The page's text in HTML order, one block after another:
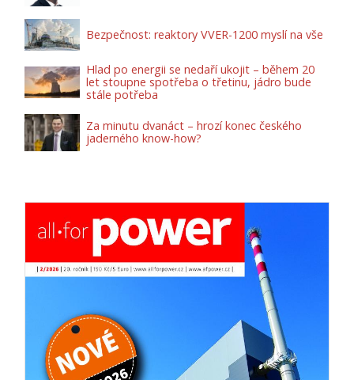
Bezpečnost: reaktory VVER-1200 myslí na vše
Hlad po energii se nedaří ukojit – během 20
let stoupne spotřeba o třetinu, jádro bude
stále potřeba
Za minutu dvanáct – hrozí konec českého
jaderného know-how?